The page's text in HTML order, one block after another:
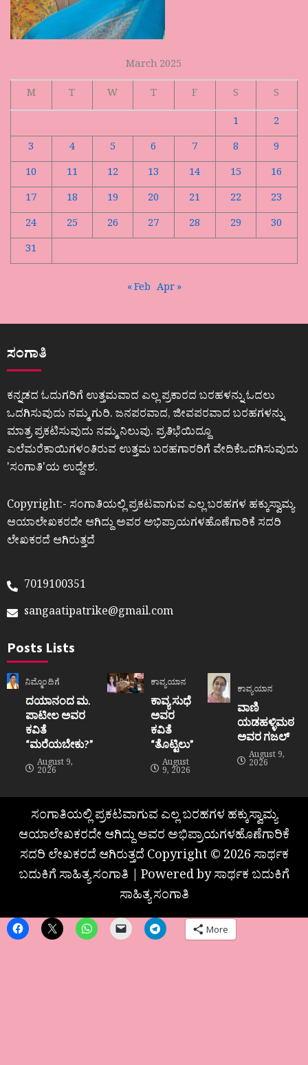
March 2025
M
T W T F S
S
1
2
3
4 5 6 7 8
9
10
11 12 13 14 15
16
17
18 19 20 21 22
23
24
25 26 27 28 29
30
31
« Feb Apr »
ಸಂಗಾತಿ
ಕನ್ನಡದ ಓದುಗರಿಗೆ ಉತ್ತಮವಾದ ಎಲ್ಲ ಪ್ರಕಾರದ ಬರಹಳನ್ನು ಓದಲು
ಒದಗಿಸುವುದು ನಮ್ಮ ಗುರಿ. ಜನಪರವಾದ, ಜೀವಪರವಾದ ಬರಹಗಳನ್ನು
ಮಾತ್ರ ಪ್ರಕಟಿಸುವುದು ನಮ್ಮ ನಿಲುವು. ಪ್ರತಿಭೆಯಿದ್ದೂ
ಎಲೆಮರೆಕಾಯಿಗಳಂತಿರುವ ಉತ್ತಮ ಬರಹಗಾರರಿಗೆ ವೇದಿಕೆಒದಗಿಸುವುದು
ʼಸಂಗಾತಿʼಯ ಉದ್ದೇಶ.
Copyright:- ಸಂಗಾತಿಯಲ್ಲಿ ಪ್ರಕಟವಾಗುವ ಎಲ್ಲ ಬರಹಗಳ ಹಕ್ಕುಸ್ವಾಮ್ಯ
ಆಯಾಲೇಖಕರದೇ ಆಗಿದ್ದು ಅವರ ಅಭಿಪ್ರಾಯಗಳಹೊಣೆಗಾರಿಕೆ ಸದರಿ
ಲೇಖಕರದೆ ಆಗಿರುತ್ತದೆ
7019100351
sangaatipatrike@gmail.com
Posts Lists
ನಿಮ್ಮೊಂದಿಗೆ
ದಯಾನಂದ ಮ.
ಪಾಟೀಲ ಅವರ
ಕವಿತೆ
“ಮರೆಯಬೇಕು?”
August 9,
2026
ಕಾವ್ಯಯಾನ
ಕಾವ್ಯ ಸುಧೆ
ಅವರ
ಕವಿತೆ
“ತೊಟ್ಟಿಲು”
August
9, 2026
ಕಾವ್ಯಯಾನ
ವಾಣಿ
ಯಡಹಳ್ಳಿಮಠ
ಅವರ ಗಜಲ್
August 9,
2026
ಸಂಗಾತಿಯಲ್ಲಿ ಪ್ರಕಟವಾಗುವ ಎಲ್ಲ ಬರಹಗಳ ಹಕ್ಕುಸ್ವಾಮ್ಯ
ಆಯಾಲೇಖಕರದೇ ಆಗಿದ್ದು ಅವರ ಅಭಿಪ್ರಾಯಗಳಹೊಣೆಗಾರಿಕೆ
ಸದರಿ ಲೇಖಕರದೆ ಆಗಿರುತ್ತದೆ Copyright © 2026 ಸಾರ್ಥಕ
ಬದುಕಿಗೆ ಸಾಹಿತ್ಯ ಸಂಗಾತಿ | Powered by ಸಾರ್ಥಕ ಬದುಕಿಗೆ
ಸಾಹಿತ್ಯ ಸಂಗಾತಿ
More